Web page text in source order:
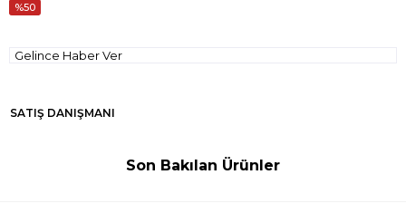
50
Gelince Haber Ver
SATIŞ DANIŞMANI
Son Bakılan Ürünler